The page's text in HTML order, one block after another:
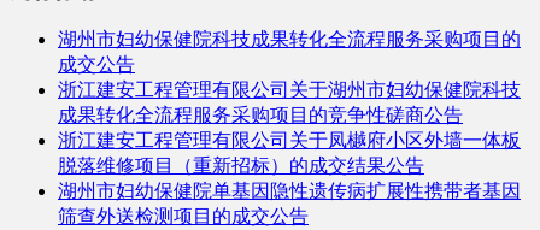
湖州市妇幼保健院科技成果转化全流程服务采购项目的
成交公告
浙江建安工程管理有限公司关于湖州市妇幼保健院科技
成果转化全流程服务采购项目的竞争性磋商公告
浙江建安工程管理有限公司关于凤樾府小区外墙一体板
脱落维修项目（重新招标）的成交结果公告
湖州市妇幼保健院单基因隐性遗传病扩展性携带者基因
筛查外送检测项目的成交公告